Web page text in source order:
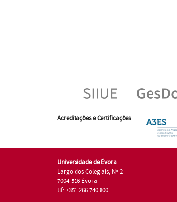
Acreditações e Certificações
Universidade de Évora
Largo dos Colegiais, Nº 2
7004-516 Évora
tlf: +351 266 740 800